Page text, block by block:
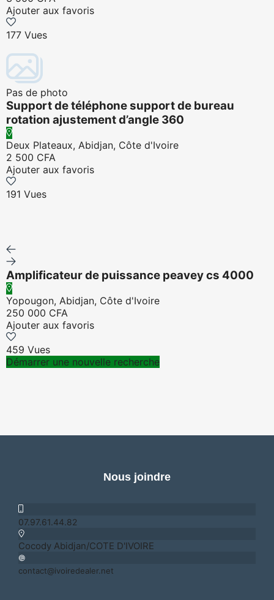
Ajouter aux favoris
177 Vues
Pas de photo
Support de téléphone support de bureau
rotation ajustement d’angle 360
Deux Plateaux, Abidjan, Côte d'Ivoire
2 500 CFA
Ajouter aux favoris
191 Vues
Amplificateur de puissance peavey cs 4000
Yopougon, Abidjan, Côte d'Ivoire
250 000 CFA
Ajouter aux favoris
459 Vues
Démarrer une nouvelle recherche
Nous joindre
07.97.61.44.82
Cocody Abidjan/COTE D'IVOIRE
contact@ivoiredealer.net